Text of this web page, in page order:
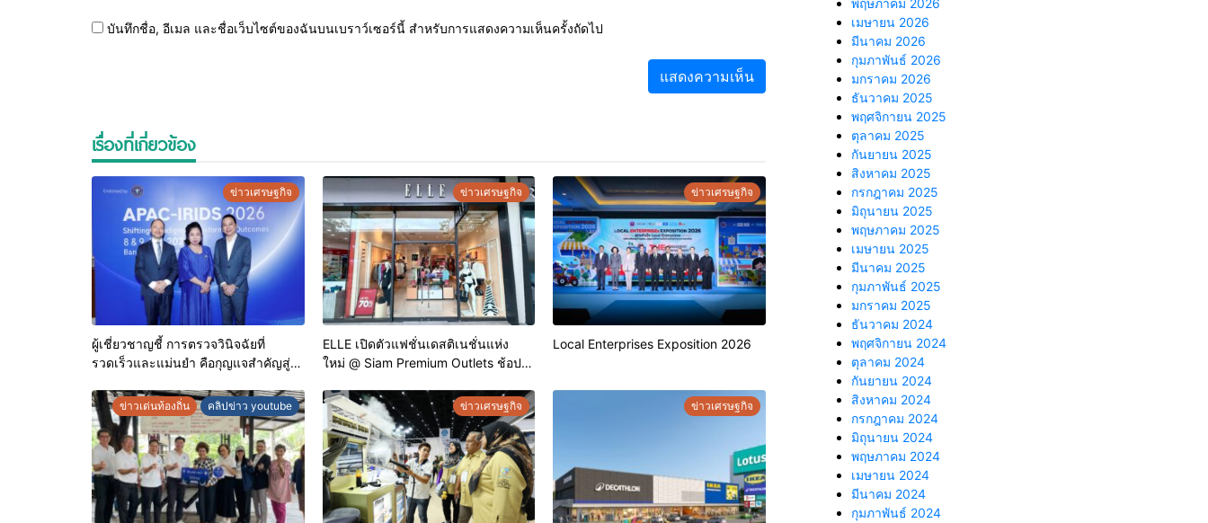
บันทึกชื่อ, อีเมล และชื่อเว็บไซต์ของฉันบนเบราว์เซอร์นี้ สำหรับการแสดงความเห็นครั้งถัดไป
เรื่องที่เกี่ยวข้อง
ข่าวเศรษฐกิจ
ผู้เชี่ยวชาญชี้ การตรวจวินิจฉัยที่
รวดเร็วและแม่นยำ คือกุญแจสำคัญสู่
ข่าวเศรษฐกิจ
ELLE เปิดตัวแฟชั่นเดสติเนชั่นแห่ง
ใหม่ @ Siam Premium Outlets ช้อป
สูงสุด 70%
ข่าวเศรษฐกิจ
Local Enterprises Exposition 2026
ข่าวเด่นท้องถิ่น คลิปข่าว youtube ข่าวเศรษฐกิจ ข่าวเศรษฐกิจ
พฤษภาคม 2026
เมษายน 2026
มีนาคม 2026
กุมภาพันธ์ 2026
มกราคม 2026
ธันวาคม 2025
พฤศจิกายน 2025
ตุลาคม 2025
กันยายน 2025
สิงหาคม 2025
กรกฎาคม 2025
มิถุนายน 2025
พฤษภาคม 2025
เมษายน 2025
มีนาคม 2025
กุมภาพันธ์ 2025
มกราคม 2025
ธันวาคม 2024
พฤศจิกายน 2024
ตุลาคม 2024
กันยายน 2024
สิงหาคม 2024
กรกฎาคม 2024
มิถุนายน 2024
พฤษภาคม 2024
เมษายน 2024
มีนาคม 2024
กุมภาพันธ์ 2024